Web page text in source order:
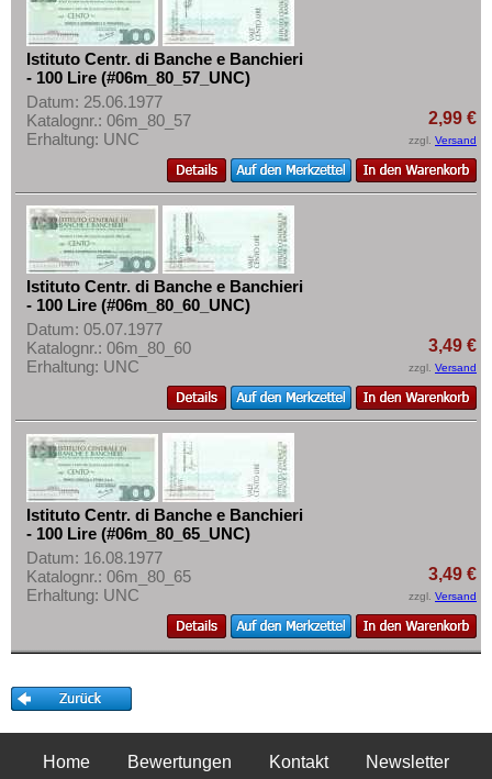
Istituto Centr. di Banche e Banchieri
- 100 Lire (#06m_80_57_UNC)
Datum: 25.06.1977
Katalognr.: 06m_80_57
Erhaltung: UNC
2,99 €
zzgl. Versand
Istituto Centr. di Banche e Banchieri
- 100 Lire (#06m_80_60_UNC)
Datum: 05.07.1977
Katalognr.: 06m_80_60
Erhaltung: UNC
3,49 €
zzgl. Versand
Istituto Centr. di Banche e Banchieri
- 100 Lire (#06m_80_65_UNC)
Datum: 16.08.1977
Katalognr.: 06m_80_65
Erhaltung: UNC
3,49 €
zzgl. Versand
Home Bewertungen Kontakt Newsletter